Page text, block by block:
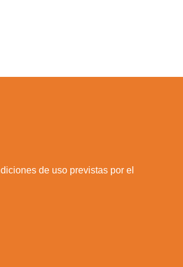
de uso previstas por el
web.